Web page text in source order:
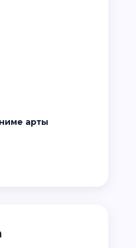
арты